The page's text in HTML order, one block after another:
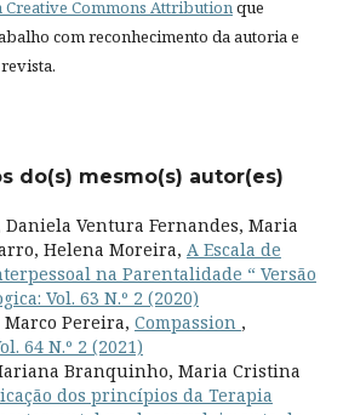
Creative Commons Attributionque
com reconhecimento da autoria e
do(s) mesmo(s) autor(es)
Daniela Ventura Fernandes, Maria
Helena Moreira, A Escala de
na Parentalidade “ Versão
Vol. 63 N.º 2 (2020)
Pereira, Compassion ,
64 N.º 2 (2021)
Branquinho, Maria Cristina
dos princípios da Terapia